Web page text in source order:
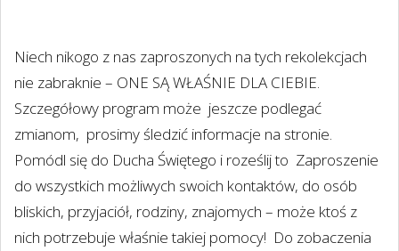
Niech nikogo z nas zaproszonych na tych rekolekcjach
nie zabraknie – ONE SĄ WŁAŚNIE DLA CIEBIE.
Szczegółowy program może jeszcze podlegać
zmianom, prosimy śledzić informacje na stronie.
Pomódl się do Ducha Świętego i roześlij to Zaproszenie
do wszystkich możliwych swoich kontaktów, do osób
bliskich, przyjaciół, rodziny, znajomych – może ktoś z
nich potrzebuje właśnie takiej pomocy! Do zobaczenia